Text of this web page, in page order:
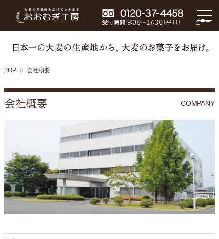
メニュ
ー
TOP 会社概要
会社概要 COMPANY